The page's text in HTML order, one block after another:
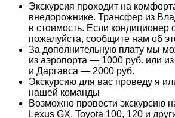
Экскурсия проходит на
внедорожнике. Трансфер из
в стоимость. Если кондиционер
пожалуйста, сообщите нам об
За дополнительную плату мы
из аэропорта — 1000 руб. или
и Даргавса — 2000 руб.
Экскурсию для вас проведу я
нашей команды
Возможно провести экскурсию
Lexus GX, Toyota 100, 120 и